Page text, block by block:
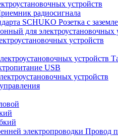
устройств
радиосигнала
Розетка с
для электроустановочных
устройств
USB
устройств
Провод